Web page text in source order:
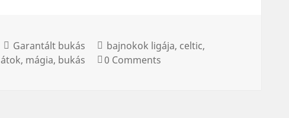
Garantált bukás bajnokok ligája celtic
átok mágia bukás 0 Comments